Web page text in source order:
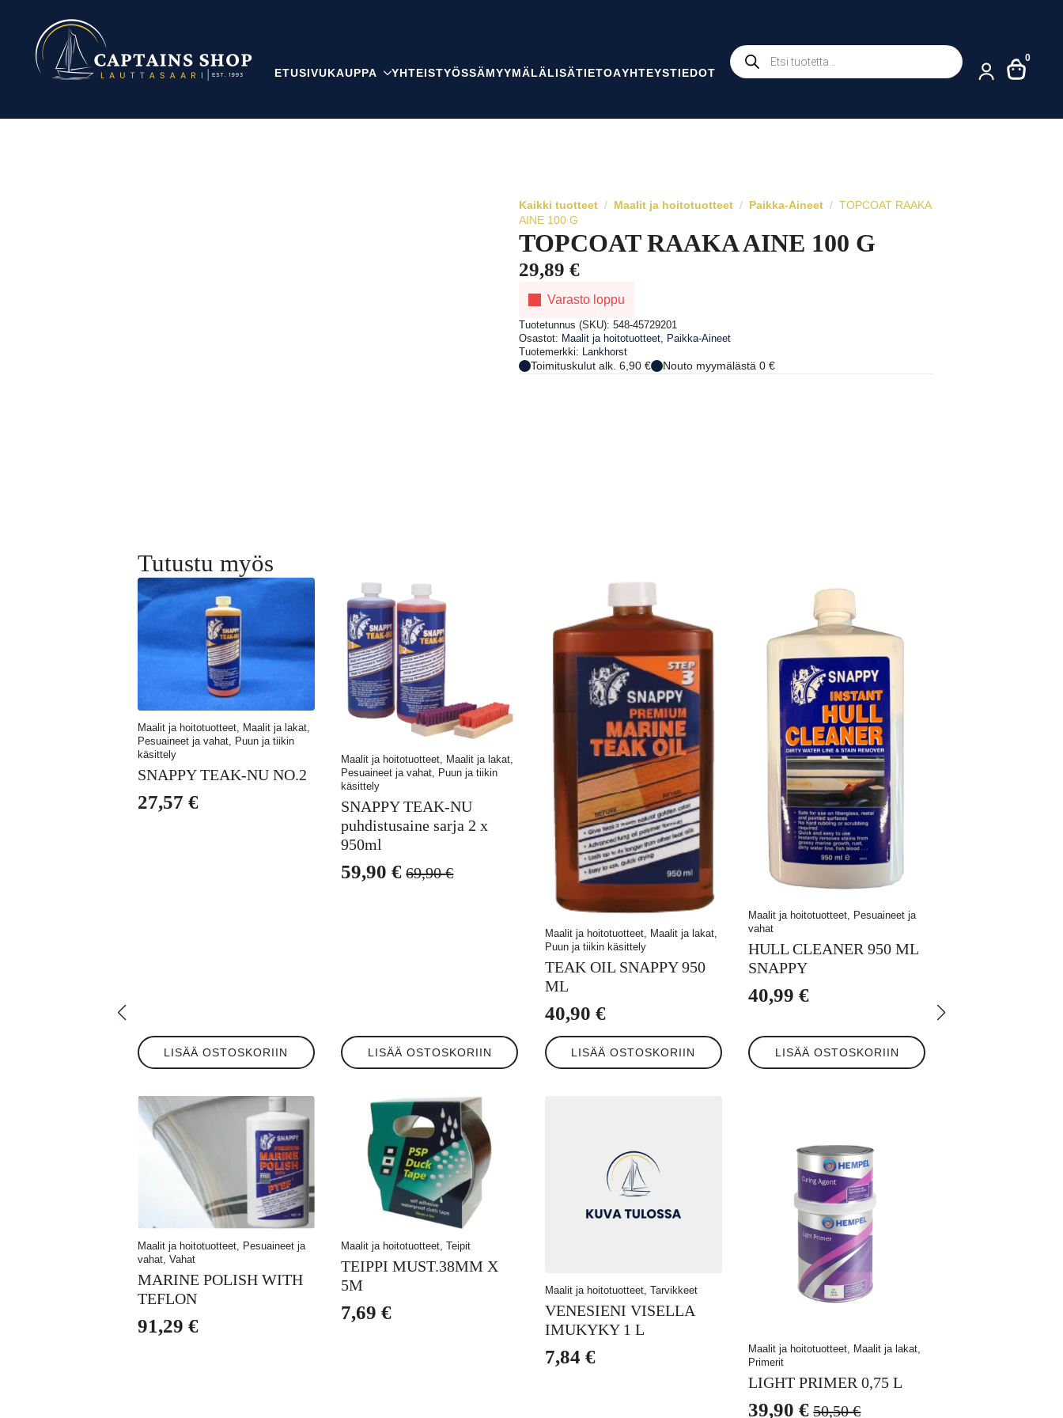
ETUSIVUKAUPPA YHTEISTYÖSSÄMYYMÄLÄLISÄTIETOAYHTEYSTIEDOT
Products
search
0
Kaikki tuotteet Maalit ja hoitotuotteet Paikka-Aineet
TOPCOAT RAAKA
AINE 100 G
TOPCOAT RAAKA AINE 100 G
29,89 €
Varasto loppu
Tuotetunnus (SKU): 548-45729201
Osastot: Maalit ja hoitotuotteet, Paikka-Aineet
Tuotemerkki: Lankhorst
Toimituskulut alk. 6,90 € Nouto myymälästä 0 €
Tutustu myös
Maalit ja hoitotuotteet, Maalit ja lakat,
Pesuaineet ja vahat, Puun ja tiikin
käsittely
SNAPPY TEAK-NU NO.2
27,57 €
LISÄÄ OSTOSKORIIN
Maalit ja hoitotuotteet, Maalit ja lakat,
Pesuaineet ja vahat, Puun ja tiikin
käsittely
SNAPPY TEAK-NU
puhdistusaine sarja 2 x
950ml
69,90€
Alkuperäinen
59,90€
Nykyinen
LISÄÄ OSTOSKORIIN
Maalit ja hoitotuotteet, Maalit ja lakat,
Puun ja tiikin käsittely
TEAK OIL SNAPPY 950
ML
40,90 €
LISÄÄ OSTOSKORIIN
Maalit ja hoitotuotteet, Pesuaineet ja
vahat
HULL CLEANER 950 ML
SNAPPY
40,99€
LISÄÄ OSTOSKORIIN
Maalit ja hoitotuotteet, Pesuaineet ja
vahat, Vahat
MARINE POLISH WITH
TEFLON
91,29 €
Maalit ja hoitotuotteet, Teipit
TEIPPI MUST.38MM X
5M
7,69€
Maalit ja hoitotuotteet, Tarvikkeet
VENESIENI VISELLA
IMUKYKY 1 L
7,84 €
Maalit ja hoitotuotteet, Maalit ja lakat,
Primerit
LIGHT PRIMER 0,75 L
50,50€
39,90€